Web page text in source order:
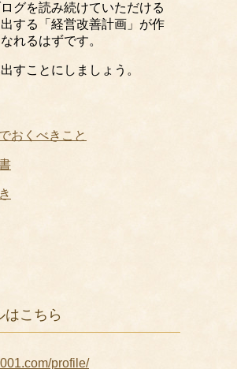
グを読み続けていただける
する「経営改善計画」が作
れるはずです。
すことにしましょう。
おくべきこと
はこちら
profile/